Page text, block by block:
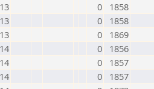
0
1858
0
1858
0
1869
0
1856
0
1857
0
1857